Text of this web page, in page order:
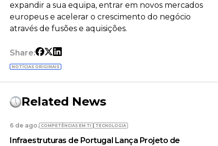
expandir a sua equipa, entrar em novos mercados
europeus e acelerar o crescimento do negócio
através de fusões e aquisições.
Share:
NOTÍCIAS ORIGINAIS
Related News
6 de ago. COMPETÊNCIAS EM TI TECNOLOGIA
Infraestruturas de Portugal Lança Projeto de